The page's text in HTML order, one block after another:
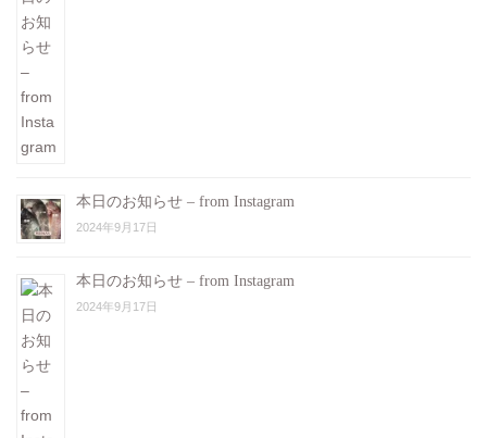
本日のお知らせ – from Instagram
2024年9月17日
本日のお知らせ – from Instagram
2024年9月17日